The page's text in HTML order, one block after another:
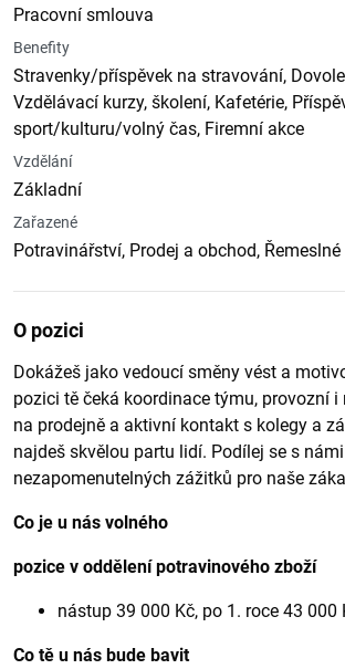
Pracovní smlouva
Benefity
Stravenky/příspěvek na stravování,
Vzdělávací kurzy, školení, Kafetérie,
sport/kulturu/volný čas, Firemní akce
Vzdělání
Základní
Zařazené
Potravinářství, Prodej a obchod,
O pozici
Dokážeš jako vedoucí směny vést a
pozici tě čeká koordinace týmu, provozní
na prodejně a aktivní kontakt s kolegy a
najdeš skvělou partu lidí. Podílej se s
nezapomenutelných zážitků pro naše
Co je u nás volného
pozice v oddělení potravinového zboží
nástup 39 000 Kč, po 1. roce 43 000
Co tě u nás bude bavit